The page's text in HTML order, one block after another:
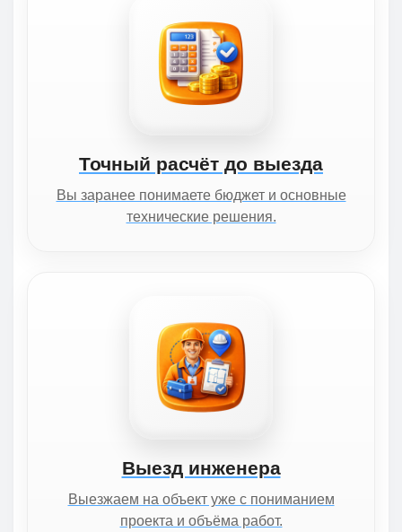
Точный расчёт до выезда
Вы заранее понимаете бюджет и основные
технические решения.
Выезд инженера
Выезжаем на объект уже с пониманием
проекта и объёма работ.